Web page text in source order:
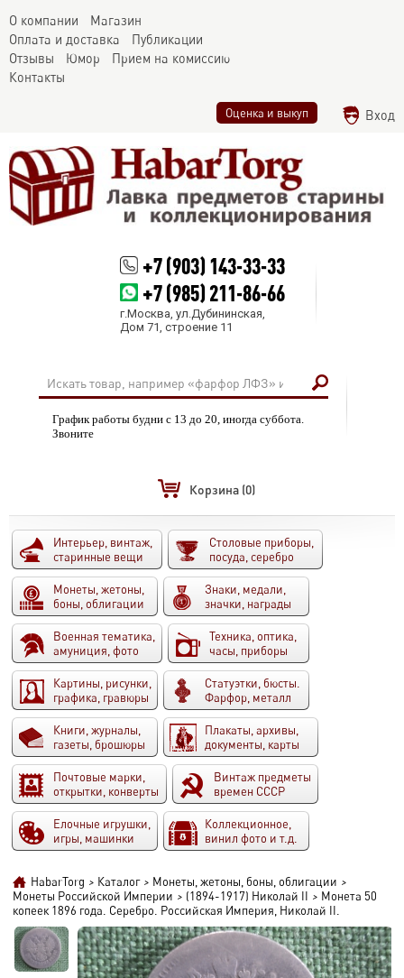
О компании
Магазин
Оплата и доставка
Публикации
Отзывы
Юмор
Прием на комиссию
Контакты
Оценка и выкуп Вход
+7 (903) 143-33-33
+7 (985) 211-86-66
г.Москва, ул.Дубининская,
Дом 71, строение 11
График работы будни с 13 до 20, иногда суббота.
Звоните
Корзина (0)
Интерьер, винтаж,
старинные вещи
Столовые приборы,
посуда, серебро
Монеты, жетоны,
боны, облигации
Знаки, медали,
значки, награды
Военная тематика,
амуниция, фото
Техника, оптика,
часы, приборы
Картины, рисунки,
графика, гравюры
Статуэтки, бюсты.
Фарфор, металл
Книги, журналы,
газеты, брошюры
Плакаты, архивы,
документы, карты
Почтовые марки,
открытки, конверты
Винтаж предметы
времен СССР
Елочные игрушки,
игры, машинки
Коллекционное,
винил фото и т.д.
HabarTorg > Каталог > Монеты, жетоны, боны, облигации >
Монеты Российской Империи > (1894-1917) Николай II > Монета 50
копеек 1896 года. Серебро. Российская Империя, Николай II.